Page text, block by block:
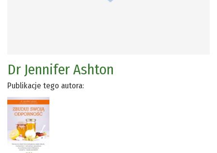
Dr Jennifer Ashton
Publikacje tego autora: